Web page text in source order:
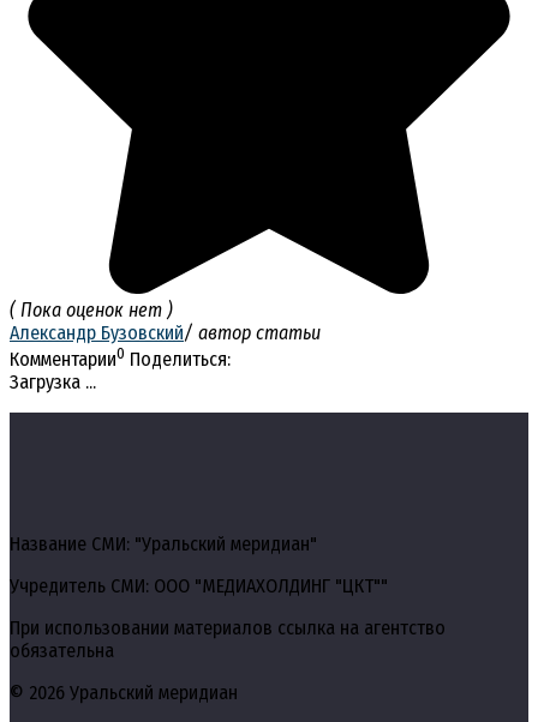
( Пока оценок нет )
Александр Бузовский/ автор статьи
Комментарии0 Поделиться:
Загрузка ...
Название СМИ: "Уральский меридиан"
Учредитель СМИ: ООО "МЕДИАХОЛДИНГ "ЦКТ""
При использовании материалов ссылка на агентство
обязательна
© 2026 Уральский меридиан